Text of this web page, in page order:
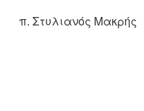
π. Στυλιανός Μακρής